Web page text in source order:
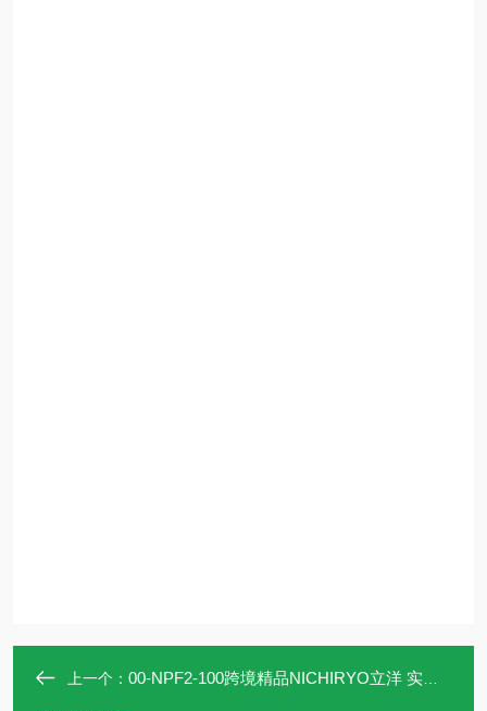
上一个： 00-NPF2-100跨境精品NICHIRYO立洋 实验室移液器